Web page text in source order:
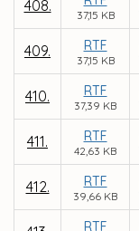
408.
37,15 KB
409. RTF
37,15 KB
410. RTF
37,39 KB
411. RTF
42,63 KB
412. RTF
39,66 KB
RTF